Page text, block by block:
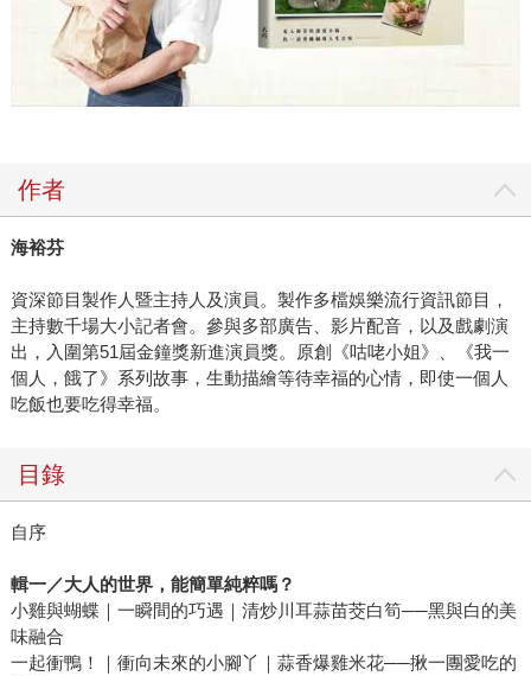
作者
海裕芬
資深節目製作人暨主持人及演員。製作多檔娛樂流行資訊節目，
主持數千場大小記者會。參與多部廣告、影片配音，以及戲劇演
出，入圍第51屆金鐘獎新進演員獎。原創《咕咾小姐》、《我一
個人，餓了》系列故事，生動描繪等待幸福的心情，即使一個人
吃飯也要吃得幸福。
目錄
自序
輯一／大人的世界，能簡單純粹嗎？
小雞與蝴蝶｜一瞬間的巧遇｜清炒川耳蒜苗茭白筍──黑與白的美
味融合
一起衝鴨！｜衝向未來的小腳丫｜蒜香爆雞米花──揪一團愛吃的